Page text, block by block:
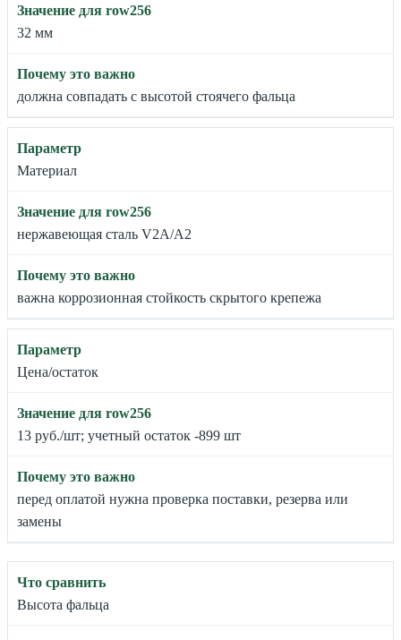
32 мм
должна совпадать с высотой стоячего фальца
Материал
нержавеющая сталь V2A/A2
важна коррозионная стойкость скрытого крепежа
Цена/остаток
13 руб./шт; учетный остаток -899 шт
перед оплатой нужна проверка поставки, резерва или
замены
Высота фальца